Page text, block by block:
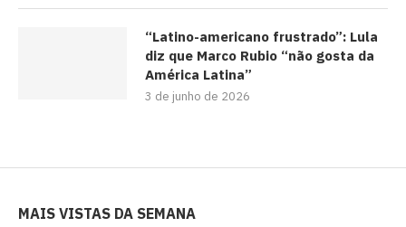
“Latino-americano frustrado”: Lula
diz que Marco Rubio “não gosta da
América Latina”
3 de junho de 2026
MAIS VISTAS DA SEMANA